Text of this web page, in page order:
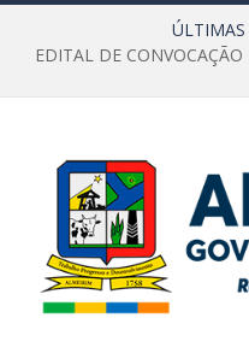
ÚLTIMAS
EDITAL DE